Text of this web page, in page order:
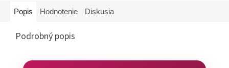
Popis Hodnotenie Diskusia
Podrobný popis